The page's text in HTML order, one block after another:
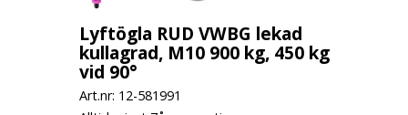
Lyftögla RUD VWBG lekad
kullagrad, M10 900 kg, 450 kg
vid 90°
Art.nr: 12-581991